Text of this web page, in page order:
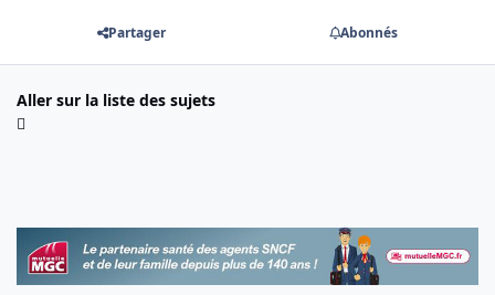
Partager Abonnés
Aller sur la liste des sujets